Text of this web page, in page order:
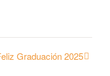
Graduación 2025